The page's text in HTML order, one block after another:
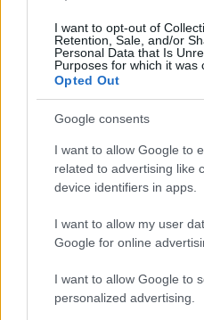
I want to opt-out of
Retention, Sale, and/or
Personal Data that Is
Purposes for which it was
Opted Out
Google consents
I want to allow Google to
related to advertising like
device identifiers in apps.
I want to allow my user
Google for online
I want to allow Google to
personalized advertising.
Το «ευχαριστώ» της
και Γαλλία για τη
πυρκαγιών στη